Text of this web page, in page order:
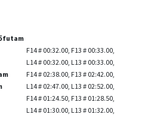
F14 # 00:32.00, F13 # 00:33.00,
L14 # 00:32.00, L13 # 00:33.00,
F14 # 02:38.00, F13 # 02:42.00,
L14 # 02:47.00, L13 # 02:52.00,
F14 # 01:24.50, F13 # 01:28.50,
L14 # 01:30.00, L13 # 01:32.00,